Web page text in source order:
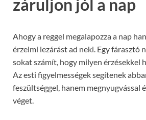
záruljon jól a nap
Ahogy a reggel megalapozza a nap
érzelmi lezárást ad neki. Egy fárasztó
sokat számít, hogy milyen érzésekkel
Az esti figyelmességek segítenek
feszültséggel, hanem megnyugvással
véget.